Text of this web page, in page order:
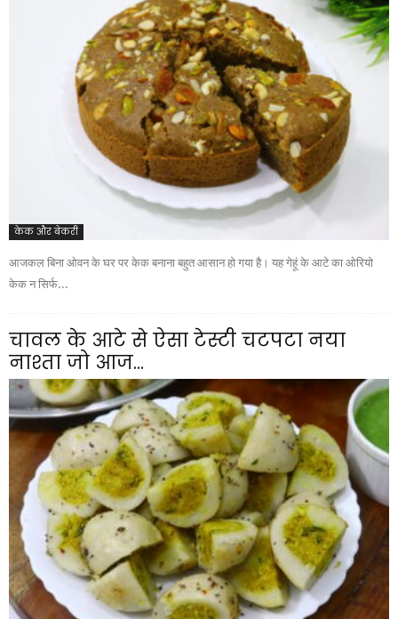
केक और बेकरी
आजकल बिना ओवन के घर पर केक बनाना बहुत आसान हो गया है। यह गेहूं के आटे का ओरियो
केक न सिर्फ...
चावल के आटे से ऐसा टेस्टी चटपटा नया
नाश्ता जो आज...